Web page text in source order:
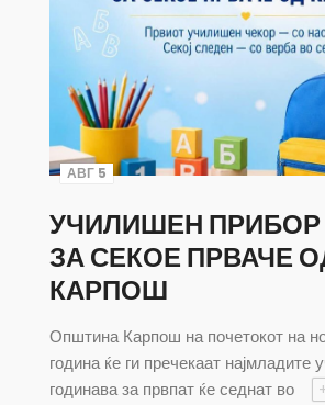
АВГ 5
УЧИЛИШЕН ПРИБОР
ЗА СЕКОЕ ПРВАЧЕ
КАРПОШ
Општина Карпош на почетокот на
година ќе ги пречекаат најмладите
годинава за првпат ќе седнат во